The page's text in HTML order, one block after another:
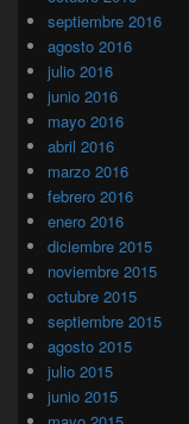
septiembre 2016
agosto 2016
julio 2016
junio 2016
mayo 2016
abril 2016
marzo 2016
febrero 2016
enero 2016
diciembre 2015
noviembre 2015
octubre 2015
septiembre 2015
agosto 2015
julio 2015
junio 2015